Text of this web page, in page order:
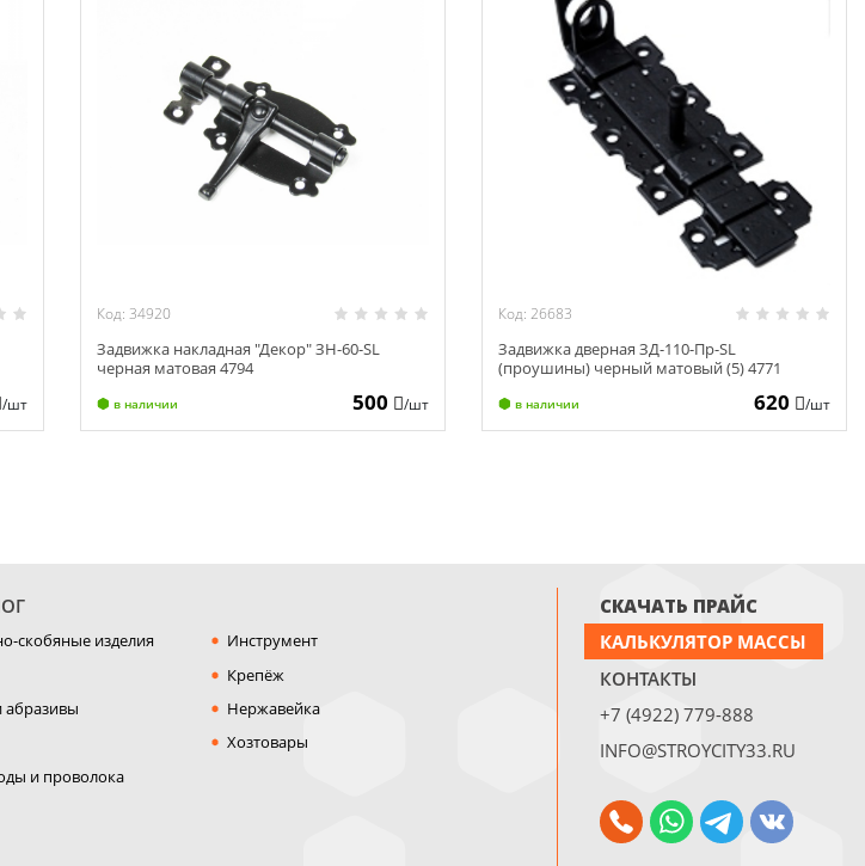
/шт
Код: 34920
Задвижка накладная "Декор" ЗН-60-SL
черная матовая 4794
в наличии 500 /шт
Код: 26683
Задвижка дверная ЗД-110-Пр-SL
(проушины) черный матовый (5) 4771
в наличии 620 /шт
скобяные изделия
Инструмент
Крепёж
абразивы
Нержавейка
Хозтовары
и проволока
СКАЧАТЬ ПРАЙС
КАЛЬКУЛЯТОР МАССЫ
КОНТАКТЫ
+7 (4922) 779-888
INFO@STROYCITY33.RU